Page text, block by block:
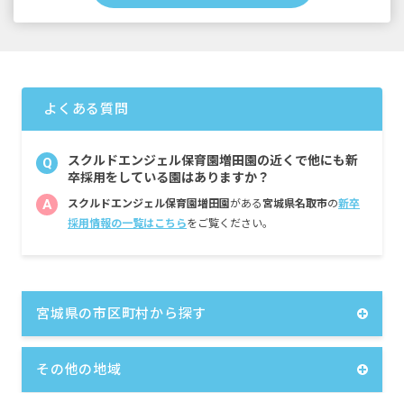
地域手当3,000円
よくある質問
Q
スクルドエンジェル保育園増田園の近くで他にも新
卒採用をしている園はありますか？
A スクルドエンジェル保育園増田園がある宮城県名取市の新卒
採用情報の一覧はこちらをご覧ください。
宮城県の市区町村から探す
その他の地域